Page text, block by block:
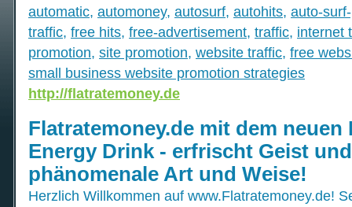
automatic, automoney, autosurf, autohits, auto-
traffic, free hits, free-advertisement, traffic, internet
promotion, site promotion, website traffic, free
small business website promotion strategies
http://flatratemoney.de
Flatratemoney.de mit dem neuen
Energy Drink - erfrischt Geist
phänomenale Art und Weise!
Herzlich Willkommen auf www.Flatratemoney.de!